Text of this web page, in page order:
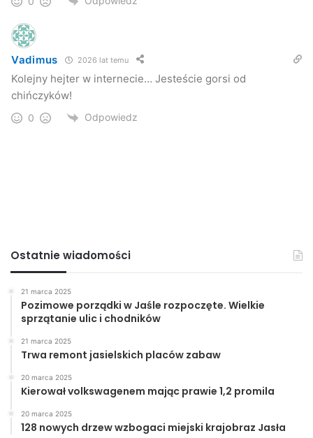
Vadimus 2026 lat temu
Kolejny hejter w internecie… Jesteście gorsi od
chińczyków!
0 Odpowiedz
Ostatnie wiadomości
21 marca 2025
Pozimowe porządki w Jaśle rozpoczęte. Wielkie
sprzątanie ulic i chodników
21 marca 2025
Trwa remont jasielskich placów zabaw
20 marca 2025
Kierował volkswagenem mając prawie 1,2 promila
20 marca 2025
128 nowych drzew wzbogaci miejski krajobraz Jasła